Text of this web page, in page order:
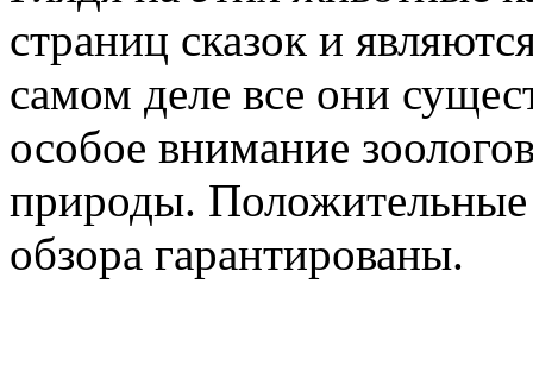
страниц сказок и
самом деле все они
особое внимание
природы. Положительные
обзора гарантированы.